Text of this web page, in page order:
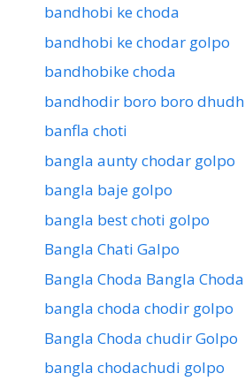
bandhobi ke choda
bandhobi ke chodar golpo
bandhobike choda
bandhodir boro boro dhudh
banfla choti
bangla aunty chodar golpo
bangla baje golpo
bangla best choti golpo
Bangla Chati Galpo
Bangla Choda Bangla Choda
bangla choda chodir golpo
Bangla Choda chudir Golpo
bangla chodachudi golpo